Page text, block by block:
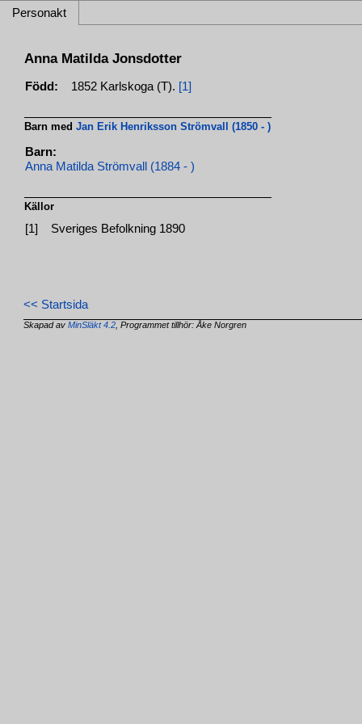
Personakt
Anna Matilda Jonsdotter
Född: 1852 Karlskoga (T). [1]
Barn medJan Erik Henriksson Strömvall (1850 - )
Barn:
Anna Matilda Strömvall (1884 - )
Källor
[1] Sveriges Befolkning 1890
<< Startsida
Skapad avMinSläkt 4.2 , Programmet tillhör: Åke Norgren